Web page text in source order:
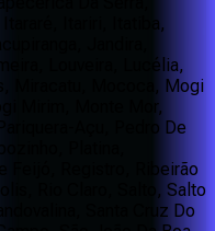
Itariri, Itatiba,
Jandira,
Louveira, Lucélia,
Miracatu, Mococa, Mogi
Mirim, Monte Mor,
Açu, Pedro De
Platina,
Feijó, Registro, Ribeirão
Rio Claro, Salto, Salto
Santa Cruz Do